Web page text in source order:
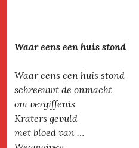
Waar eens een huis stond
Waar eens een huis stond
schreeuwt de onmacht
om vergiffenis
Kraters gevuld
met bloed van …